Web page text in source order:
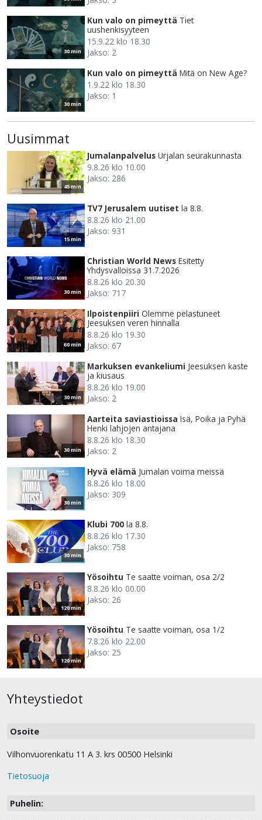
30 min
Kun valo on pimeyttä Tiet
uushenkisyyteen
15.9.22 klo 18.30
Jakso: 2
30 min
Kun valo on pimeyttä Mitä on New Age?
1.9.22 klo 18.30
Jakso: 1
Uusimmat
45 min
Jumalanpalvelus Urjalan seurakunnasta
9.8.26 klo 10.00
Jakso: 286
15 min
TV7 Jerusalem uutiset la 8.8.
8.8.26 klo 21.00
Jakso: 931
30 min
Christian World News Esitetty
Yhdysvalloissa 31.7.2026
8.8.26 klo 20.30
Jakso: 717
60 min
Ilpoistenpiiri Olemme pelastuneet
Jeesuksen veren hinnalla
8.8.26 klo 19.30
Jakso: 67
30 min
Markuksen evankeliumi Jeesuksen kaste
ja kiusaus
8.8.26 klo 19.00
Jakso: 2
30 min
Aarteita saviastioissa Isä, Poika ja Pyhä
Henki lahjojen antajana
8.8.26 klo 18.30
Jakso: 2
30 min
Hyvä elämä Jumalan voima meissä
8.8.26 klo 18.00
Jakso: 309
30 min
Klubi 700 la 8.8.
8.8.26 klo 17.30
Jakso: 758
120 min
Yösoihtu Te saatte voiman, osa 2/2
8.8.26 klo 00.00
Jakso: 26
120 min
Yösoihtu Te saatte voiman, osa 1/2
7.8.26 klo 22.00
Jakso: 25
Yhteystiedot
Osoite
Vilhonvuorenkatu 11 A 3. krs 00500 Helsinki
Tietosuoja
Puhelin: